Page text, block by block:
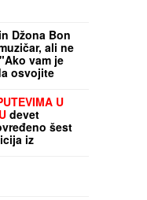
Džona Bon
ali ne
vam je
osvojite
U
devet
šest
iz